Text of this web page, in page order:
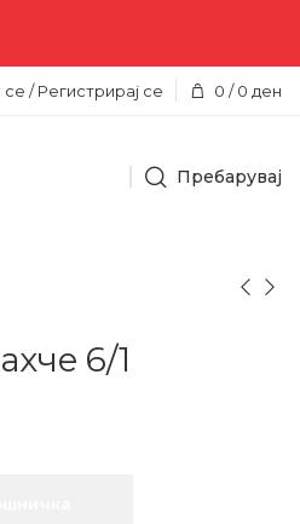
се / Регистрирај се 0 / 0 ден
Пребарувај
6/1